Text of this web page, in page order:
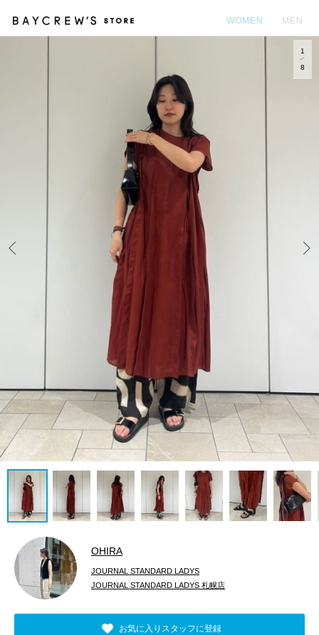
WOMEN MEN
1
8
OHIRA
JOURNAL STANDARD LADYS
JOURNAL STANDARD LADYS 札幌店
お気に入りスタッフに登録